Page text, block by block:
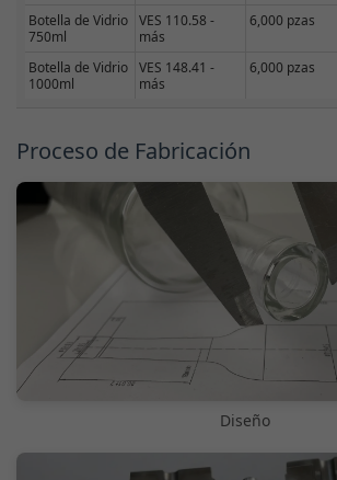
Botella de Vidrio
750ml
VES 110.58 -
más
6,000 pzas
Botella de Vidrio
1000ml
VES 148.41 -
más
6,000 pzas
Proceso de Fabricación
Diseño